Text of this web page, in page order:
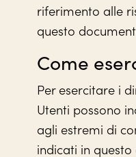
riferimento alle
questo
Come
Per esercitare i
Utenti possono
agli estremi di
indicati in